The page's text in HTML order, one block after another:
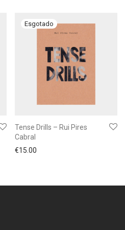
Tense Drills – Rui Pires
Cabral
€15.00